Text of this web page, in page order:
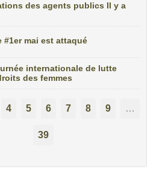
des agents publics Il y a
#1er mai est attaqué
internationale de lutte
des femmes
4 5 6 7 8 9 …
39